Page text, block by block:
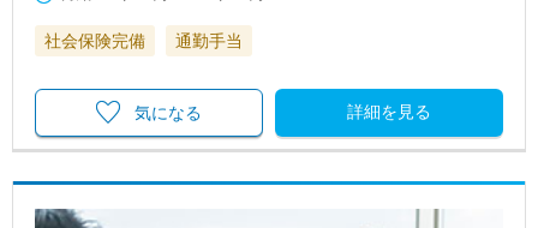
社会保険完備 通勤手当
詳細を見る
気になる